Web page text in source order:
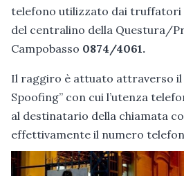
telefono utilizzato dai truffatori
del centralino della Questura/
Campobasso 0874/4061.
Il raggiro è attuato attraverso il
Spoofing” con cui l’utenza
al destinatario della chiamata
effettivamente il numero